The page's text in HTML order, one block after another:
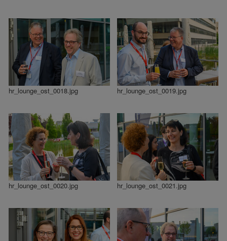
hr_lounge_ost_0018.jpg hr_lounge_ost_0019.jpg
hr_lounge_ost_0020.jpg hr_lounge_ost_0021.jpg